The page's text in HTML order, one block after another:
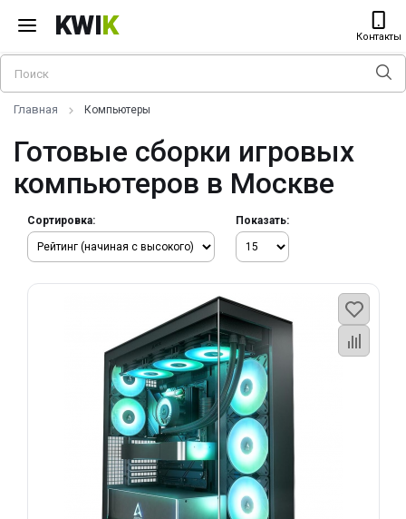
KWIK Контакты
Главная Компьютеры
Готовые сборки игровых
компьютеров в Москве
Сортировка: Показать: